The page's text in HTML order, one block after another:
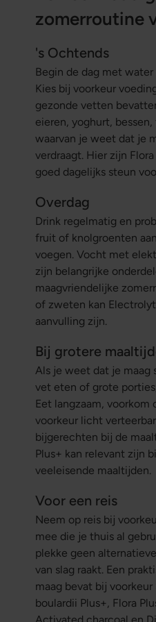
zomerroutine
's Ochtends
Begin de dag met
Kies bij voorkeur
gezonde vetten
eieren, yoghurt,
waarvan je weet dat je
verdraagt. Hier zijn
goed dagelijks steun
Overdag
Drink regelmatig en
fruit of knolgroenten
voegen. Vocht met
zijn belangrijke
maagvriendelijke
of zweten kan
aanvulling zijn.
Bij grotere
Als je weet dat je maag
vet eten of grote
Eet langzaam, voorkom
voorkeur licht
bijgerechten bij de
Plus+ kan relevant zijn
veeleisende maaltijden.
Voor een reis
Neem op reis bij
mee die je thuis al
plekke geen
van slag raakt. Een
maag bevat bij
boulardii Plus+, Flora